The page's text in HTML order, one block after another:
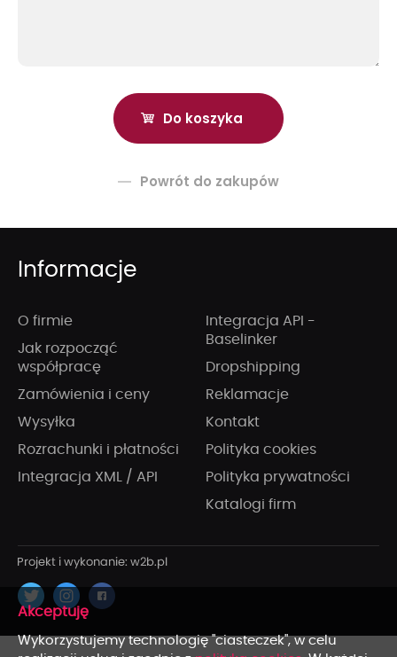
Powrót do zakupów
Informacje
O firmie
Jak rozpocząć
współpracę
Zamówienia i ceny
Wysyłka
Rozrachunki i płatności
Integracja XML / API
Integracja API -
Baselinker
Dropshipping
Reklamacje
Kontakt
Polityka cookies
Polityka prywatności
Katalogi firm
x
Wykorzystujemy technologię "ciasteczek", w celu